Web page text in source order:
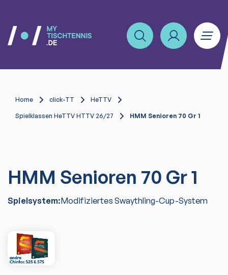
Home click-TT HeTTV
Spielklassen HeTTV HTTV 26/27 HMM Senioren 70 Gr 1
HMM Senioren 70 Gr 1
Spielsystem:Modifiziertes Swaythling-Cup-System